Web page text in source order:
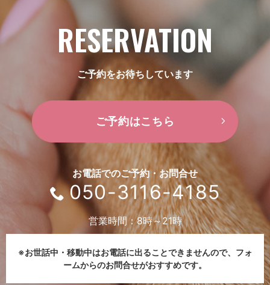
RESERVATION
ご予約をお待ちしています
ご予約はこちら
お電話でのご予約・お問合せ
050-3116-4185
営業時間：8時～21時
※お世話中・移動中はお電話に出ることできませんので、 フォ
ームからのお問合せがおすすめです。